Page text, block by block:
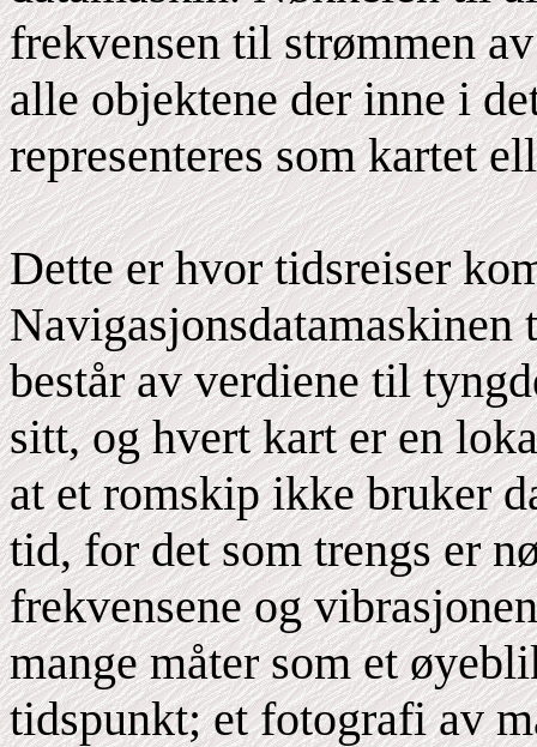
frekvensen til strømmen
alle objektene der inne i
representeres som kartet
Dette er hvor tidsreiser
består av verdiene til
sitt, og hvert kart er en
at et romskip ikke bruker
tid, for det som trengs er
frekvensene og
mange måter som et
tidspunkt; et fotografi av